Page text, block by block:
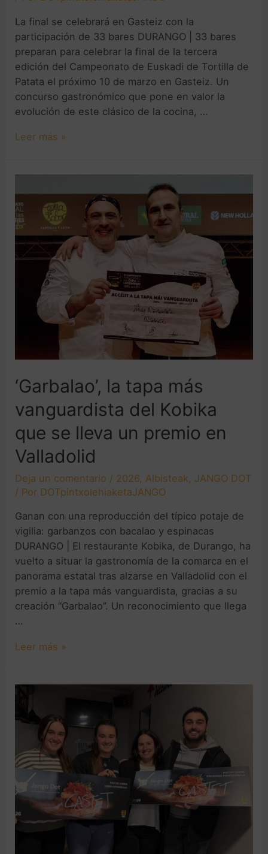
La final se celebrará en Gasteiz con la
participación de 33 bares DURANGO | 33 bares
preparan para celebrar la final de la tercera
edición del Campeonato de Euskadi de Tortilla de
Patata el próximo 10 de marzo en Gasteiz. Un
concurso gastronómico que pone en valor la
evolución de este clásico de la cocina, …
Leer más »
‘Garbalao’, la tapa más
vanguardista del Kobika
que se lleva un premio en
Valladolid
Deja un comentario / 2026, Albisteak, JANGO DOT
/ Por DOTpintxolehiaketaJANGO
Ganan con una reproducción del típico potaje de
vigilia: garbanzos con bacalao y espinacas
DURANGO | El restaurante Kobika, de Durango, ha
vuelto a situar la gastronomía de la comarca en el
panorama estatal tras alzarse en Valladolid con el
premio a la tapa más vanguardista, gracias a su
creación “Garbalao”. Un reconocimiento que llega
…
Leer más »